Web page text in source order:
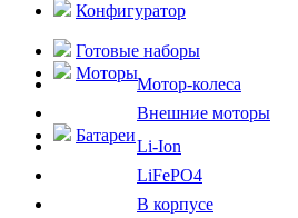
Конфигуратор
Готовые наборы
Моторы
Мотор-колеса
Внешние моторы
Батареи
Li-Ion
LiFePO4
В корпусе